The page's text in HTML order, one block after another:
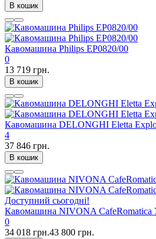
В кошик
Кавомашина Philips EP0820/00
0
13 719 грн.
В кошик
Кавомашина DELONGHI Eletta
4
37 846 грн.
В кошик
Доступний сьогодні!
Кавомашина NIVONA CafeRomatica
0
34 018 грн.43 800 грн.